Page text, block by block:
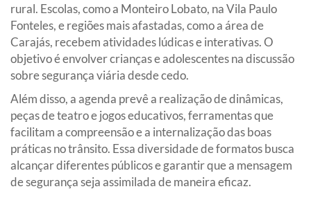
rural. Escolas, como a Monteiro Lobato, na Vila Paulo
Fonteles, e regiões mais afastadas, como a área de
Carajás, recebem atividades lúdicas e interativas. O
objetivo é envolver crianças e adolescentes na discussão
sobre segurança viária desde cedo.
Além disso, a agenda prevê a realização de dinâmicas,
peças de teatro e jogos educativos, ferramentas que
facilitam a compreensão e a internalização das boas
práticas no trânsito. Essa diversidade de formatos busca
alcançar diferentes públicos e garantir que a mensagem
de segurança seja assimilada de maneira eficaz.